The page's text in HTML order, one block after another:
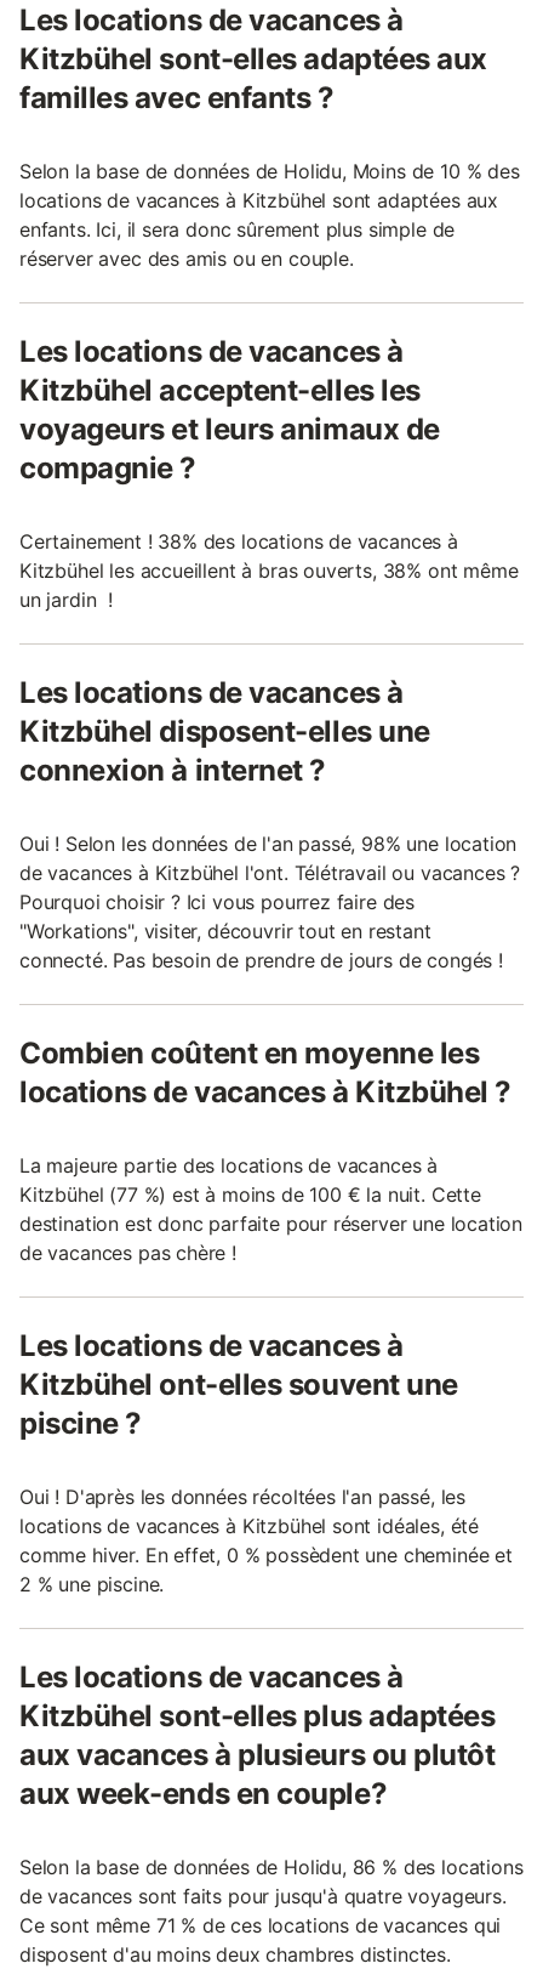
Les locations de vacances à
Kitzbühel sont-elles adaptées aux
familles avec enfants ?
Selon la base de données de Holidu, Moins de 10 % des
locations de vacances à Kitzbühel sont adaptées aux
enfants. Ici, il sera donc sûrement plus simple de
réserver avec des amis ou en couple.
Les locations de vacances à
Kitzbühel acceptent-elles les
voyageurs et leurs animaux de
compagnie ?
Certainement ! 38% des locations de vacances à
Kitzbühel les accueillent à bras ouverts, 38% ont même
un jardin !
Les locations de vacances à
Kitzbühel disposent-elles une
connexion à internet ?
Oui ! Selon les données de l'an passé, 98% une location
de vacances à Kitzbühel l'ont. Télétravail ou vacances ?
Pourquoi choisir ? Ici vous pourrez faire des
"Workations", visiter, découvrir tout en restant
connecté. Pas besoin de prendre de jours de congés !
Combien coûtent en moyenne les
locations de vacances à Kitzbühel ?
La majeure partie des locations de vacances à
Kitzbühel (77 %) est à moins de 100 € la nuit. Cette
destination est donc parfaite pour réserver une location
de vacances pas chère !
Les locations de vacances à
Kitzbühel ont-elles souvent une
piscine ?
Oui ! D'après les données récoltées l'an passé, les
locations de vacances à Kitzbühel sont idéales, été
comme hiver. En effet, 0 % possèdent une cheminée et
2 % une piscine.
Les locations de vacances à
Kitzbühel sont-elles plus adaptées
aux vacances à plusieurs ou plutôt
aux week-ends en couple?
Selon la base de données de Holidu, 86 % des locations
de vacances sont faits pour jusqu'à quatre voyageurs.
Ce sont même 71 % de ces locations de vacances qui
disposent d'au moins deux chambres distinctes.